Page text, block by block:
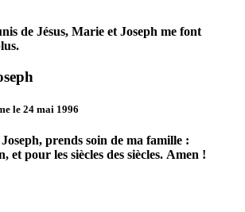
de Jésus, Marie et Joseph me font
le 24 mai 1996
prends soin de ma famille :
pour les siècles des siècles. Amen !